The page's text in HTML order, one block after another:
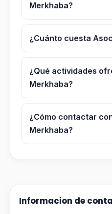
Merkhaba?
¿Cuánto cuesta
¿Qué actividades
Merkhaba?
¿Cómo contactar
Merkhaba?
Informacion de